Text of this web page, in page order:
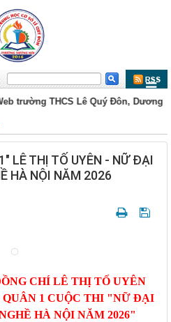
THCS Lê Quý Đôn, Dương Nội,
LÊ THỊ TỐ UYÊN - NỮ ĐẠI
HÀ NỘI NĂM 2026
CHÍ LÊ THỊ TỐ UYÊN
1 CUỘC THI "NỮ ĐẠI
HÀ NỘI NĂM 2026"